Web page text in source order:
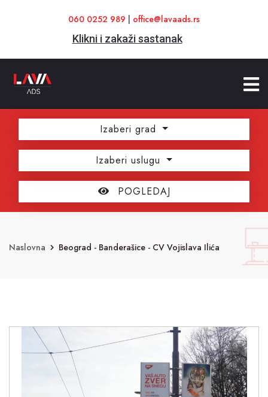
060 0252 989 office@lavaads.rs
Klikni i zakaži sastanak
Izaberi grad
Izaberi uslugu
POGLEDAJ
Naslovna Beograd - Banderašice - CV Vojislava Ilića